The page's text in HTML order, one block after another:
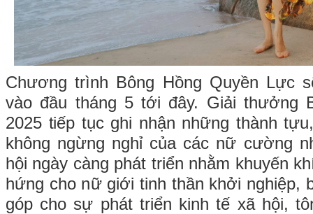
Chương trình Bông Hồng Quyền Lực
vào đầu tháng 5 tới đây. Giải thưởng
2025 tiếp tục ghi nhận những thành
không ngừng nghỉ của các nữ cường
hội ngày càng phát triển nhằm khuyến
hứng cho nữ giới tinh thần khởi nghiệp,
góp cho sự phát triển kinh tế xã hội,